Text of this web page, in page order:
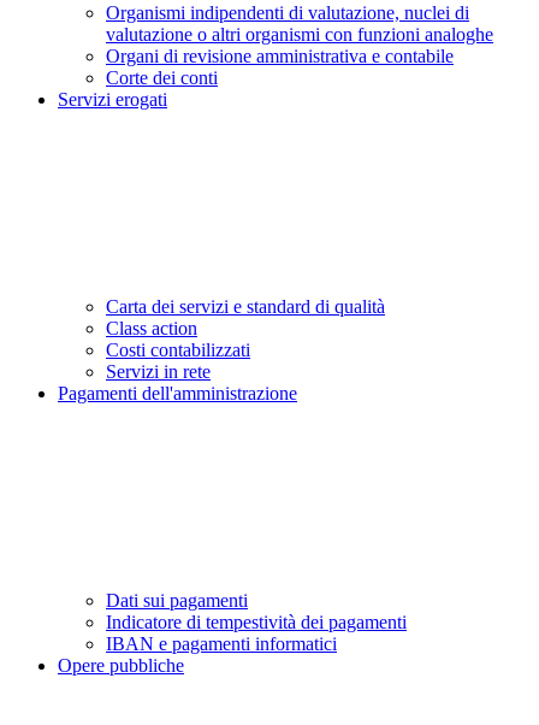
Organismi indipendenti di valutazione, nuclei di
valutazione o altri organismi con funzioni analoghe
Organi di revisione amministrativa e contabile
Corte dei conti
Servizi erogati
Carta dei servizi e standard di qualità
Class action
Costi contabilizzati
Servizi in rete
Pagamenti dell'amministrazione
Dati sui pagamenti
Indicatore di tempestività dei pagamenti
IBAN e pagamenti informatici
Opere pubbliche